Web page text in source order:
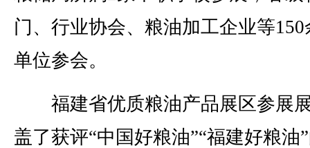
门、行业协会、粮油加工企业等150
单位参会。
福建省优质粮油产品展区参展
盖了获评“中国好粮油”“福建好粮油